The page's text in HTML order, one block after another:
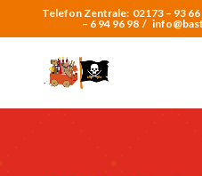
Telefon Zentrale: 02173 – 93
– 6 94 96 98 /